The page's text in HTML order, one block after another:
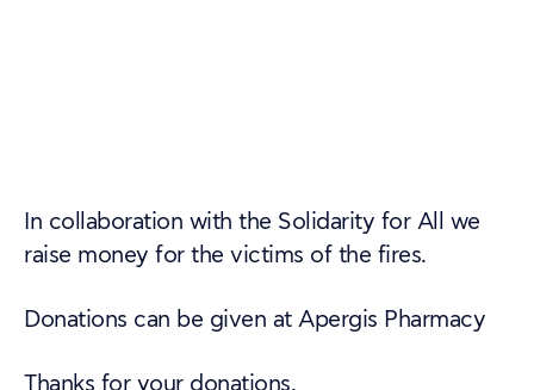
In collaboration with the Solidarity for All we
raise money for the victims of the fires.
Donations can be given at Apergis Pharmacy